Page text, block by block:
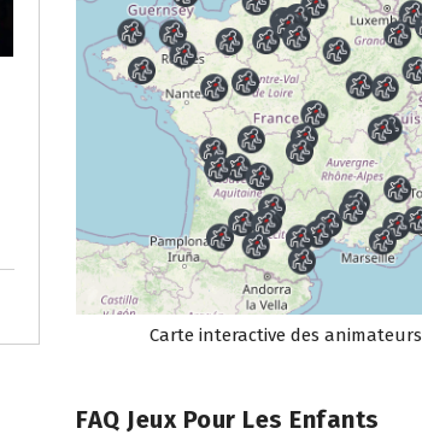
Carte interactive des animateurs
FAQ Jeux Pour Les Enfants